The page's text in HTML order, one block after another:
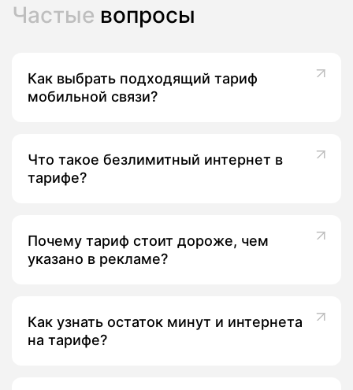
Частые вопросы
Как выбрать подходящий тариф
мобильной связи?
Что такое безлимитный интернет в
тарифе?
Почему тариф стоит дороже, чем
указано в рекламе?
Как узнать остаток минут и интернета
на тарифе?